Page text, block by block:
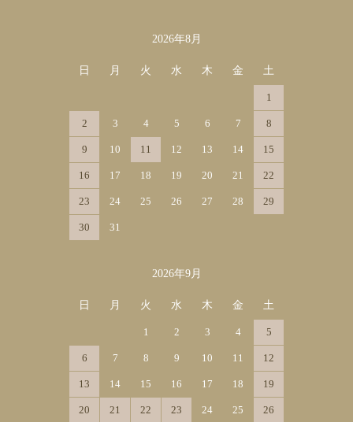
2026年8月
日 月 火 水 木 金 土
1
2 3 4 5 6 7 8
9 10 11 12 13 14 15
16 17 18 19 20 21 22
23 24 25 26 27 28 29
30 31
2026年9月
日 月 火 水 木 金 土
1 2 3 4 5
6 7 8 9 10 11 12
13 14 15 16 17 18 19
20 21 22 23 24 25 26